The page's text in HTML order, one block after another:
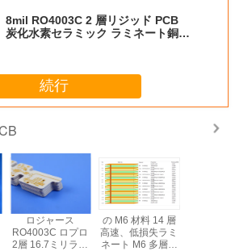
8mil RO4003C 2 層リジッド PCB
炭化水素セラミック ラミネート銅
続行
ロジャース
RO4003C ロプロ
2層 16.7ミリラミ
の M6 材料 14 層
高速、低損失ラミ
ネート M6 多層ハ